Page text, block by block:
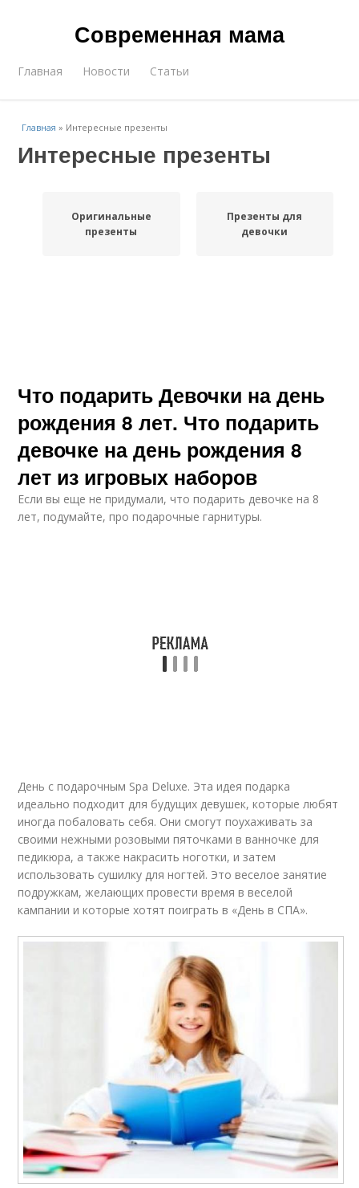
Современная мама
Главная Новости Статьи
Главная » Интересные презенты
Интересные презенты
Оригинальные
презенты
Презенты для
девочки
Что подарить Девочки на день
рождения 8 лет. Что подарить
девочке на день рождения 8
лет из игровых наборов
Если вы еще не придумали, что подарить девочке на 8
лет, подумайте, про подарочные гарнитуры.
День с подарочным Spa Deluxe. Эта идея подарка
идеально подходит для будущих девушек, которые любят
иногда побаловать себя. Они смогут поухаживать за
своими нежными розовыми пяточками в ванночке для
педикюра, а также накрасить ноготки, и затем
использовать сушилку для ногтей. Это веселое занятие
подружкам, желающих провести время в веселой
кампании и которые хотят поиграть в «День в СПА».